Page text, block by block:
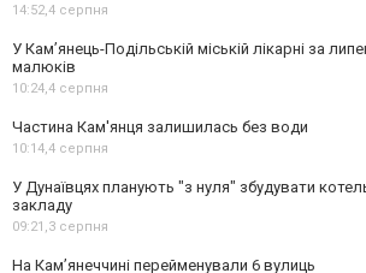
14:52,4 серпня
У Кам’янець-Подільській міській лікарні за
малюків
10:24,4 серпня
Частина Кам'янця залишилась без води
10:14,4 серпня
У Дунаївцях планують "з нуля" збудувати
закладу
09:21,3 серпня
На Камʼянеччині перейменували 6 вулиць